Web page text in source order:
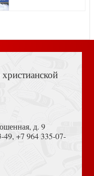
«Пасхальная
535
10*15 (софт-тач)
России (2024)
д. 9
49, +7 964 335-07-